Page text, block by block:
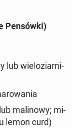
Pen­sów­ki)
lub wie­lo­ziar­ni­
ma­li­no­wy; mi­
lemon curd)